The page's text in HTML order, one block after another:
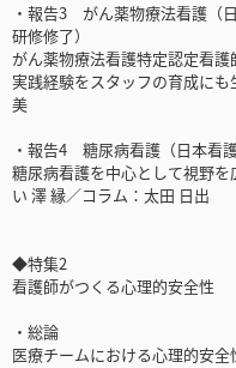
・報告3 がん薬物療法看護（
研修修了）
がん薬物療法看護特定認定看護
実践経験をスタッフの育成に
美
・報告4 糖尿病看護（日本看
糖尿病看護を中心として視野
い 澤 縁／コラム：太田 日出
◆特集2
看護師がつくる心理的安全性
・総論
医療チームにおける心理的安全